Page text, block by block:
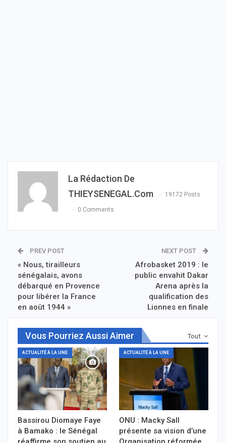
La Rédaction De
THIEYSENEGAL.com
19172 Posts
0 Comments
PREV POST
« Nous, tirailleurs
sénégalais, avons
débarqué en Provence
pour libérer la France
en août 1944 »
NEXT POST
Afrobasket 2019 : le
public envahit Dakar
Arena après la
qualification des
Lionnes en finale
Tout
Vous Pourriez Aussi Aimer
ACTUALITÉ À LA UNE
Bassirou Diomaye Faye
à Bamako : le Sénégal
ACTUALITÉ À LA UNE
ONU : Macky Sall
présente sa vision d’une